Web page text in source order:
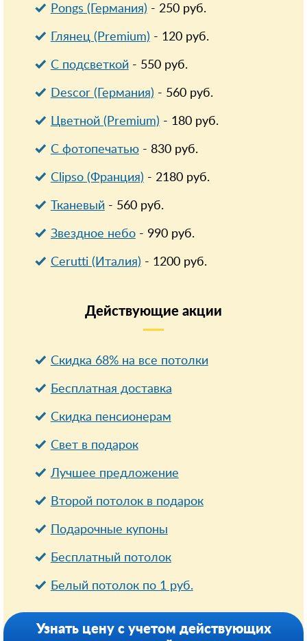
Pongs (Германия) - 250руб.
Глянец (Premium) - 120руб.
С подсветкой- 550руб.
Descor (Германия) - 560руб.
Цветной (Premium) - 180руб.
С фотопечатью- 830руб.
Clipso (Франция) - 2180руб.
Тканевый- 560руб.
Звездное небо- 990руб.
Cerutti (Италия) - 1200руб.
Действующие акции
Скидка 68% на все потолки
Бесплатная доставка
Cкидка пенсионерам
Свет в подарок
Лучшее предложение
Второй потолок в подарок
Подарочные купоны
Бесплатный потолок
Белый потолок по 1 руб.
Узнать цену с учетом действующих